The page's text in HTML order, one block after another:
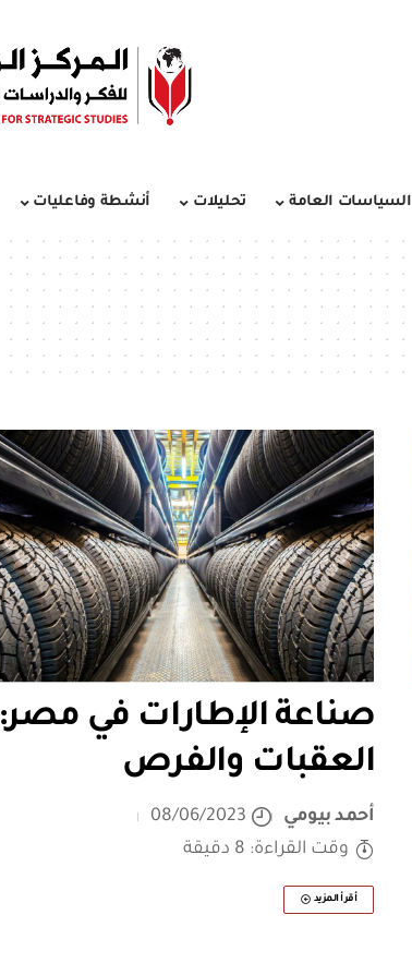
السياسات العامة تحليلات أنشطة وفاعليات
صناعة الإطارات في مصر:
العقبات والفرص
أحمد بيومي
08/06/2023
وقت القراءة: 8 دقيقة
أقرأ المزيد